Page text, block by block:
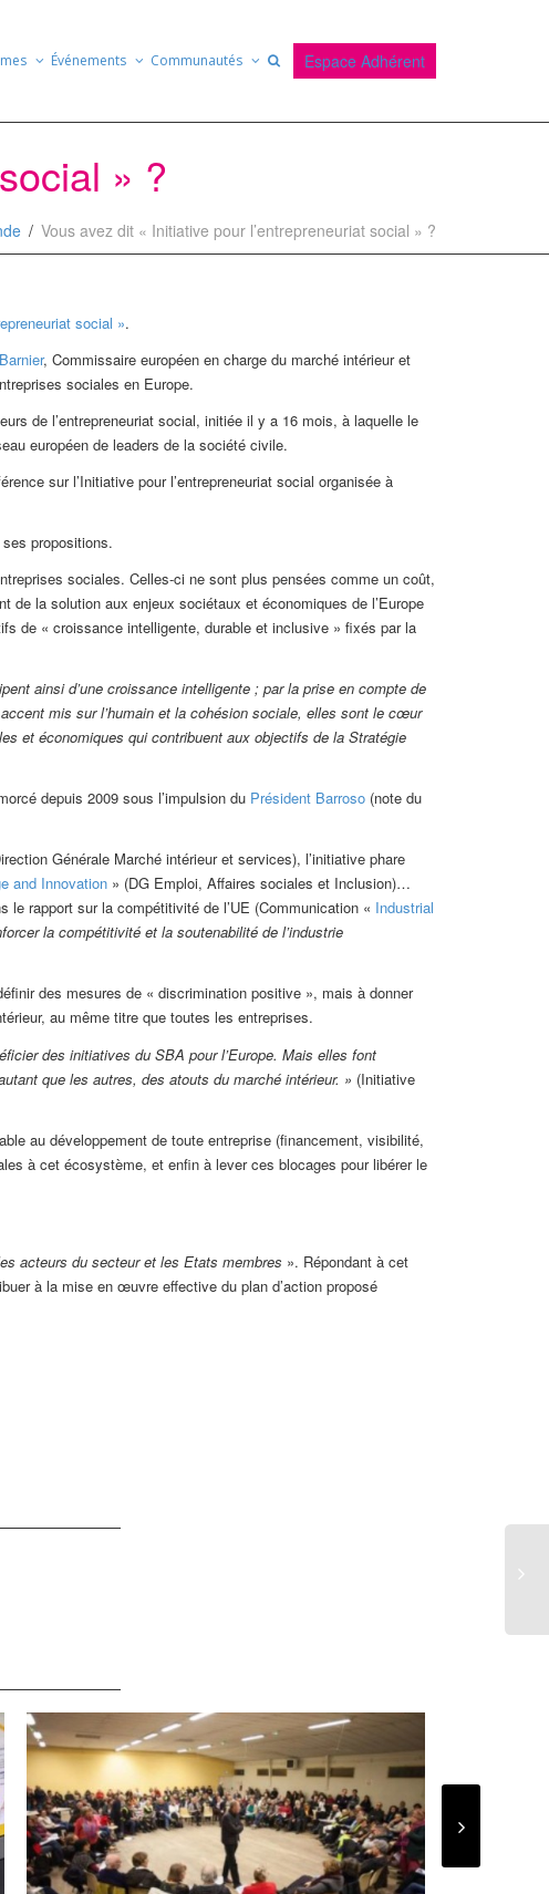
Événements Communautés Espace Adhérent
» ?
Vous avez dit « Initiative pour l’entrepreneuriat social » ?
social ».
, Commissaire européen en charge du marché intérieur et
sociales en Europe.
de l’entrepreneuriat social, initiée il y a 16 mois, à laquelle le
européen de leaders de la société civile.
sur l’Initiative pour l’entrepreneuriat social organisée à
propositions.
sociales. Celles-ci ne sont plus pensées comme un coût,
de la solution aux enjeux sociétaux et économiques de l’Europe
de « croissance intelligente, durable et inclusive » fixés par la
ainsi d’une croissance intelligente ; par la prise en compte de
mis sur l’humain et la cohésion sociale, elles sont le cœur
et économiques qui contribuent aux objectifs de la Stratégie
depuis 2009 sous l’impulsion du Président Barroso (note du
Générale Marché intérieur et services), l’initiative phare
and Innovation » (DG Emploi, Affaires sociales et Inclusion)…
rapport sur la compétitivité de l’UE (Communication « Industrial
la compétitivité et la soutenabilité de l’industrie
des mesures de « discrimination positive », mais à donner
au même titre que toutes les entreprises.
des initiatives du SBA pour l’Europe. Mais elles font
que les autres, des atouts du marché intérieur. » (Initiative
au développement de toute entreprise (financement, visibilité,
à cet écosystème, et enfin à lever ces blocages pour libérer le
acteurs du secteur et les Etats membres ». Répondant à cet
à la mise en œuvre effective du plan d’action proposé